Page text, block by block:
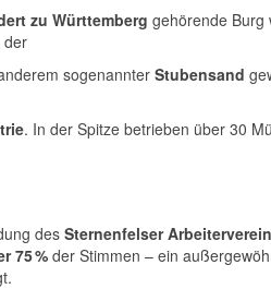
zu Württemberg gehörende Burg
der
sogenannter Stubensand
. In der Spitze betrieben über 30
des Sternenfelser
75 % der Stimmen – ein